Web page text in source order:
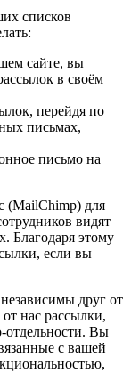
списков
сайте, вы
в своём
перейдя по
письмах,
письмо на
(MailChimp) для
видят
Благодаря этому
если вы
друг от
нас рассылки,
отдельности. Вы
с вашей